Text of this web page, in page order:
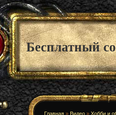
Бесплатный
Главная » Видео » Хобби и